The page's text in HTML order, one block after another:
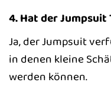
4. Hat der Jumpsuit
Ja, der Jumpsuit
in denen kleine
werden können.